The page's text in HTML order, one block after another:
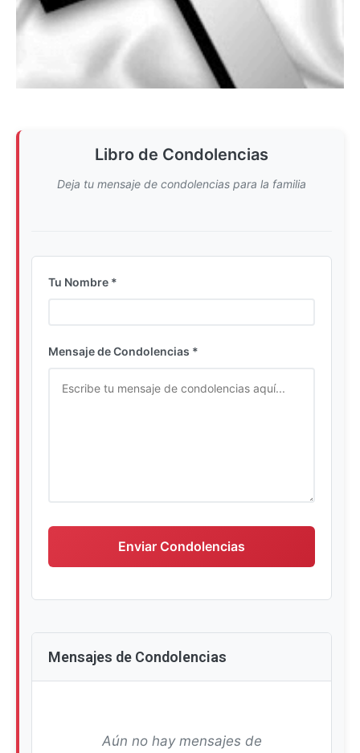
Libro de Condolencias
Deja tu mensaje de condolencias para la familia
Tu Nombre *
Mensaje de Condolencias *
Enviar Condolencias
Mensajes de Condolencias
Aún no hay mensajes de